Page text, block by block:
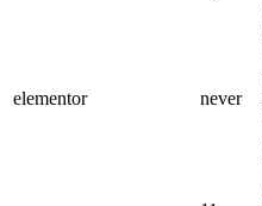
elementor never